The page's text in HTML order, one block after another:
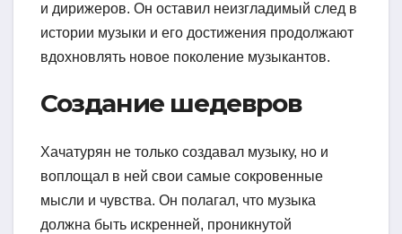
и дирижеров. Он оставил неизгладимый след в
истории музыки и его достижения продолжают
вдохновлять новое поколение музыкантов.
Создание шедевров
Хачатурян не только создавал музыку, но и
воплощал в ней свои самые сокровенные
мысли и чувства. Он полагал, что музыка
должна быть искренней, проникнутой